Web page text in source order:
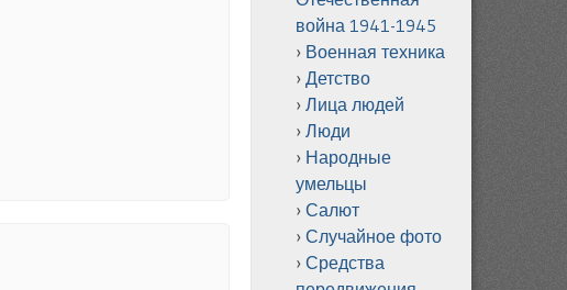
война 1941-1945
Военная техника
Детство
Лица людей
Люди
Народные
умельцы
Салют
Случайное фото
Средства